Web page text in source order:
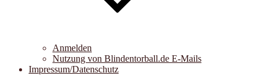
Anmelden
Nutzung von Blindentorball.de E-Mails
Impressum/Datenschutz